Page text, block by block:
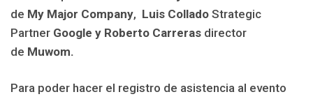
de My Major Company, Luis Collado Strategic
Partner Google y Roberto Carreras director
de Muwom.
Para poder hacer el registro de asistencia al evento